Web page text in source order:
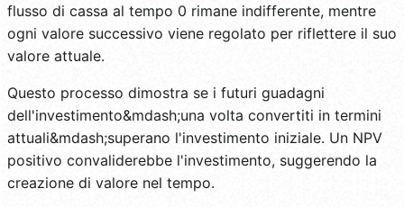
flusso di cassa al tempo 0 rimane indifferente, mentre
ogni valore successivo viene regolato per riflettere il suo
valore attuale.
Questo processo dimostra se i futuri guadagni
dell'investimento&mdash;una volta convertiti in termini
attuali&mdash;superano l'investimento iniziale. Un NPV
positivo convaliderebbe l'investimento, suggerendo la
creazione di valore nel tempo.